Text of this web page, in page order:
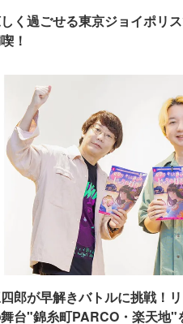
く過ごせる東京ジョイポリ
！
郎が早解きバトルに挑戦！
台"錦糸町PARCO・楽天地"